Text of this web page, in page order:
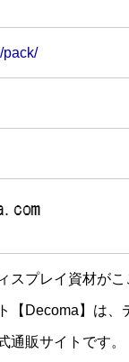
pack/
スプレイ資材がこ
【Decoma】は、
通販サイトです。